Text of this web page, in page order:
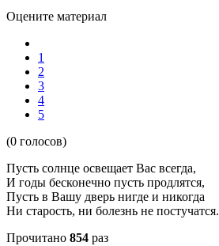
Оцените материал
1
2
3
4
5
(0 голосов)
Пусть солнце освещает Вас всегда,
И годы бесконечно пусть продлятся,
Пусть в Вашу дверь нигде и никогда
Ни старость, ни болезнь не постучатся.
Прочитано 854 раз